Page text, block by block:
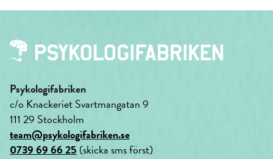
Psykologifabriken
c/o Knackeriet Svartmangatan 9
111 29 Stockholm
team@psykologifabriken.se
0739 69 66 25 (skicka sms först)